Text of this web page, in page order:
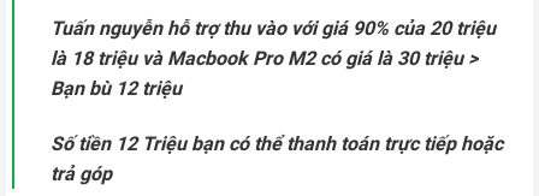
Tuấn nguyễn hỗ trợ thu vào với giá 90% của 20 triệu
là 18 triệu và Macbook Pro M2 có giá là 30 triệu >
Bạn bù 12 triệu
Số tiền 12 Triệu bạn có thể thanh toán trực tiếp hoặc
trả góp